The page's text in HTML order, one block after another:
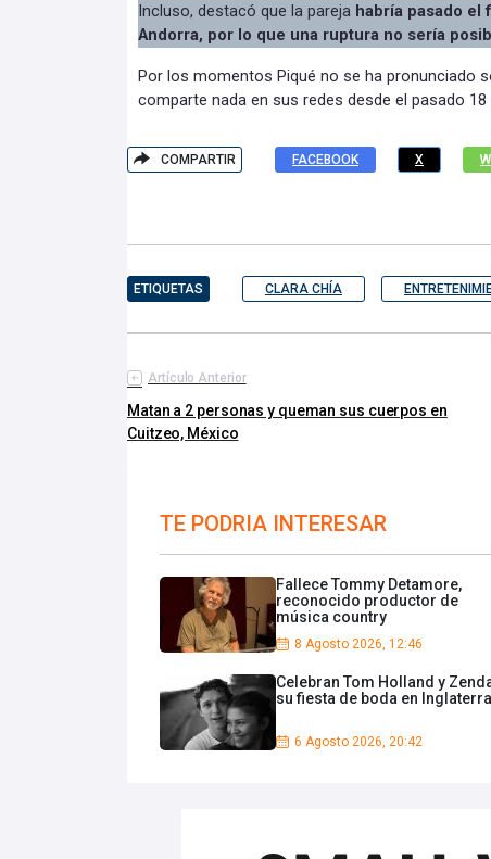
Incluso, destacó que la pareja habría pasado el
Andorra, por lo que una ruptura no sería
Por los momentos Piqué no se ha pronunciado
comparte nada en sus redes desde el pasado 18
COMPARTIR FACEBOOK X
ETIQUETAS CLARA CHÍA
Artículo Anterior
Matan a 2 personas y queman sus cuerpos en
Cuitzeo, México
TE PODRIA INTERESAR
Fallece Tommy Detamore,
reconocido productor de
música country
8 Agosto 2026, 12:46
Celebran Tom Holland y
su fiesta de boda en Inglaterra
6 Agosto 2026, 20:42